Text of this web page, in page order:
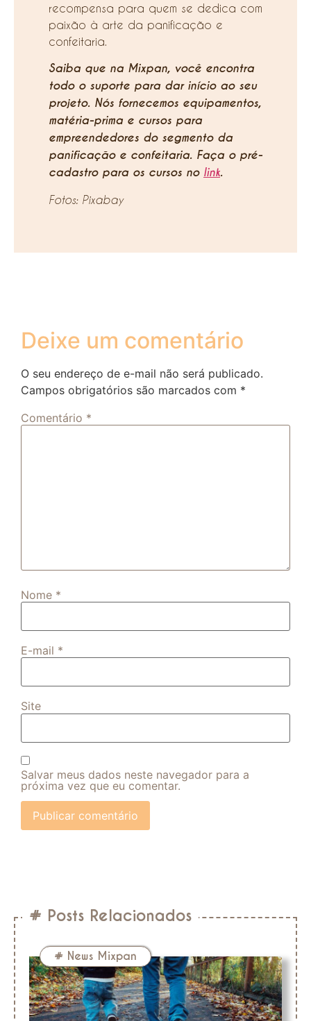
recompensa para quem se dedica com
paixão à arte da panificação e
confeitaria.
Saiba que na Mixpan, você encontra
todo o suporte para dar início ao seu
projeto. Nós fornecemos equipamentos,
matéria-prima e cursos para
empreendedores do segmento da
panificação e confeitaria. Faça o pré-
cadastro para os cursos no link.
Fotos: Pixabay
Deixe um comentário
O seu endereço de e-mail não será publicado.
Campos obrigatórios são marcados com *
Comentário *
Nome *
E-mail *
Site
Salvar meus dados neste navegador para a
próxima vez que eu comentar.
# Posts Relacionados
# News Mixpan